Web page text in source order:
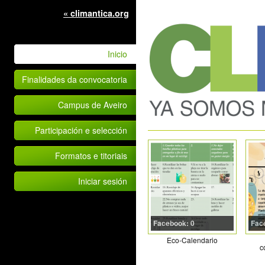
« climantica.org
Inicio
Finalidades da convocatoria
Campus de Aveiro
Participación e selección
Formatos e titoriais
Iniciar sesión
Facebook: 0
Eco-Calendario